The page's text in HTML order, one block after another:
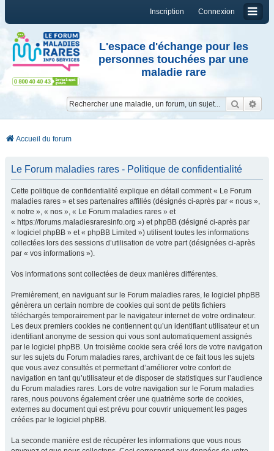
Connexion
Inscription
L'espace d'échange pour les
personnes touchées par une
maladie rare
Accueil du forum
Le Forum maladies rares - Politique de confidentialité
Cette politique de confidentialité explique en détail comment « Le Forum
maladies rares » et ses partenaires affiliés (désignés ci-après par « nous »,
« notre », « nos », « Le Forum maladies rares » et
« https://forums.maladiesraresinfo.org ») et phpBB (désigné ci-après par
« logiciel phpBB » et « phpBB Limited ») utilisent toutes les informations
collectées lors des sessions d’utilisation de votre part (désignées ci-après
par « vos informations »).
Vos informations sont collectées de deux manières différentes.
Premièrement, en naviguant sur le Forum maladies rares, le logiciel phpBB
génèrera un certain nombre de cookies qui sont de petits fichiers
téléchargés temporairement par le navigateur internet de votre ordinateur.
Les deux premiers cookies ne contiennent qu’un identifiant utilisateur et un
identifiant anonyme de session qui vous sont automatiquement assignés
par le logiciel phpBB. Un troisième cookie sera créé lors de votre navigation
sur les sujets du Forum maladies rares, archivant de ce fait tous les sujets
que vous avez consultés et permettant d’améliorer votre confort de
navigation en tant qu’utilisateur et de disposer de statistiques sur l’audience
du Forum maladies rares. Lors de votre navigation sur le Forum maladies
rares, nous pouvons également créer une quatrième sorte de cookies,
externes au document qui est prévu pour couvrir uniquement les pages
créées par le logiciel phpBB.
La seconde manière est de récupérer les informations que vous nous